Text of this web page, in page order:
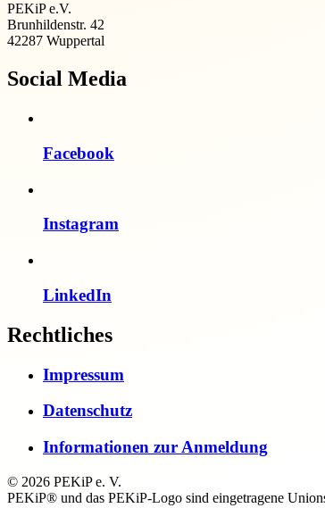
PEKiP e.V.
Brunhildenstr. 42
42287 Wuppertal
Social Media
Facebook
Instagram
LinkedIn
Rechtliches
Impressum
Datenschutz
Informationen zur Anmeldung
© 2026 PEKiP e. V.
PEKiP® und das PEKiP-Logo sind eingetragene